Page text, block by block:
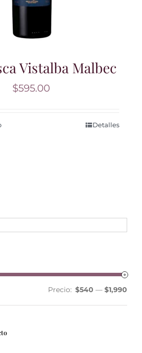
Vistalba Malbec
$595.00
Detalles
Precio: $540 — $1,990